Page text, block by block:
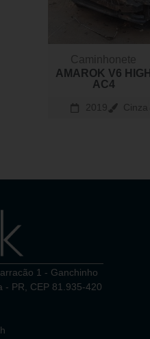
Caminhonete
AMAROK V6 HIGH
AC4
2019 Cinza
1 - Ganchinho
- PR, CEP 81.935-420